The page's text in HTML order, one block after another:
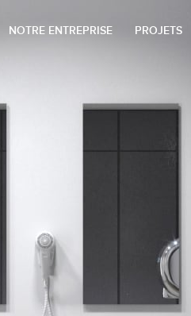
NOTRE ENTREPRISE PROJETS